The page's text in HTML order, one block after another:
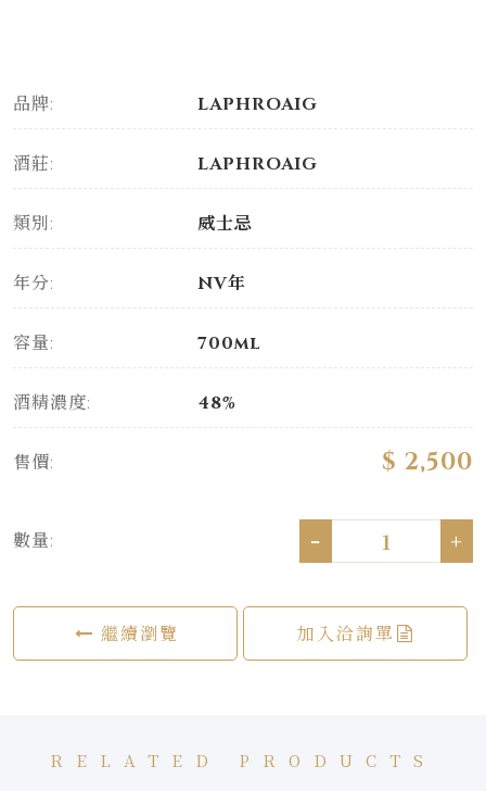
品牌: LAPHROAIG
酒莊: LAPHROAIG
類別: 威士忌
年分: NV年
容量: 700ml
酒精濃度: 48%
售價: $ 2,500
數量: - +
繼續瀏覽 加入洽詢單
RELATED PRODUCTS